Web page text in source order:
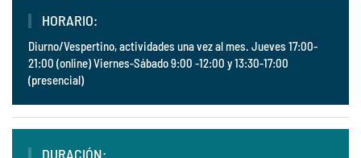
HORARIO:
Diurno/Vespertino, actividades una vez al mes. Jueves 17:00-
21:00 (online) Viernes-Sábado 9:00 -12:00 y 13:30-17:00
(presencial)
DURACIÓN: